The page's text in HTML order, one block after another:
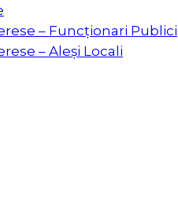
– Funcționari Publici
– Aleși Locali